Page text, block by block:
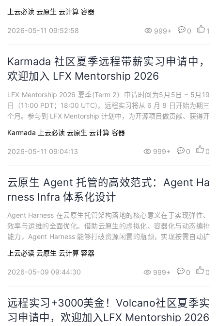
上云必读 云原生 云计算 容器
2026-05-11 09:52:58 999+ 0 1
Karmada 社区夏季远程带薪实习申请中，
欢迎加入 LFX Mentorship 2026
LFX Mentorship 2026 夏季(Term 2）申请时间为5月5日 – 5月19
日（11:00 PDT；18:00 UTC)，远程实习将从 6 月 8 日开始为期三
个月。参与到 LFX Mentorship 计划中，为开源项目做贡献、获得开
为 3000 美金，约合 20000 人民币）。
Karmada 上云必读 云原生 云计算 容器
2026-05-11 09:04:13 999+ 0 0
云原生 Agent 托管的高效范式：Agent Ha
rness Infra 体系化设计
Agent Harness 在云原生托管架构落地的核心意义在于实现弹性、
效率与运维的全面优化。借助云原生的虚拟化、容器化与动态编排
能力，Agent Harness 能够打破资源闲置的瓶颈，实现按需自动扩
机制，将复杂的生命周期管理转化为自动化运维，极大减轻了人工
负担。
上云必读 云原生 云计算 容器
2026-05-09 09:44:30 999+ 0 0
远程实习+3000美金！Volcano社区夏季实
习申请中，欢迎加入LFX Mentorship 2026